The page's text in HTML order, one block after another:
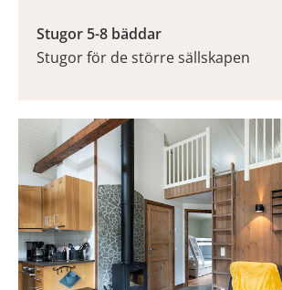
Stugor 5-8 bäddar
Stugor för de större sällskapen